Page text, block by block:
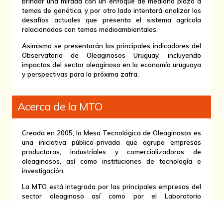
temas de genética, y por otro lado intentará analizar los
desafíos actuales que presenta el sistema agrícola
relacionados con temas medioambientales.
Asimismo se presentarán los principales indicadores del
Observatorio de Oleaginosos Uruguay, incluyendo
impactos del sector oleaginoso en la economía uruguaya
y perspectivas para la próxima zafra.
Acerca de la MTO
Creada en 2005, la Mesa Tecnológica de Oleaginosos es
una iniciativa público-privada que agrupa empresas
productoras, industriales y comercializadoras de
oleaginosos, así como instituciones de tecnología e
investigación.
La MTO está integrada por las principales empresas del
sector oleaginoso así como por el Laboratorio